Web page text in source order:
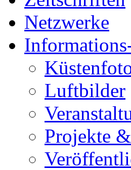
Netzwerke
Luftbilder
Projekte